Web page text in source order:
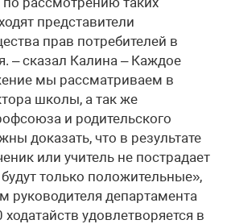
представители
прав потребителей в
– сказал Калина – Каждое
мы рассматриваем в
школы, а так же
и родительского
доказать, что в результате
или учитель не пострадает
только положительные»,
руководителя департамента
удовлетворяется в